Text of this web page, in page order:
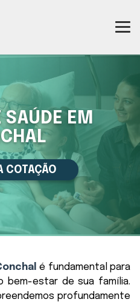
SAÚDE EM
COTAÇÃO
é fundamental para
bem-estar de sua família.
profundamente